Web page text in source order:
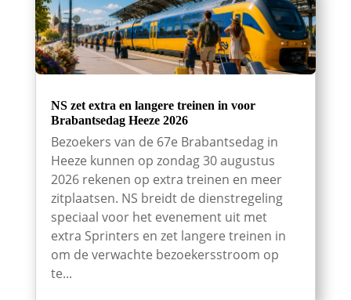
NS zet extra en langere treinen in voor
Brabantsedag Heeze 2026
Bezoekers van de 67e Brabantsedag in
Heeze kunnen op zondag 30 augustus
2026 rekenen op extra treinen en meer
zitplaatsen. NS breidt de dienstregeling
speciaal voor het evenement uit met
extra Sprinters en zet langere treinen in
om de verwachte bezoekersstroom op
te...